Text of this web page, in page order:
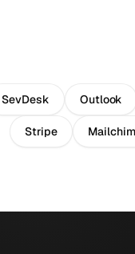
SevDesk Outlook
Stripe